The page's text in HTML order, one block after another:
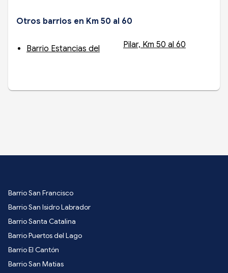
Otros barrios en Km 50 al 60
Barrio Estancias del Pilar, Km 50 al 60
Barrio San Francisco
Barrio San Isidro Labrador
Barrio Santa Catalina
Barrio Puertos del Lago
Barrio El Cantón
Barrio San Matias